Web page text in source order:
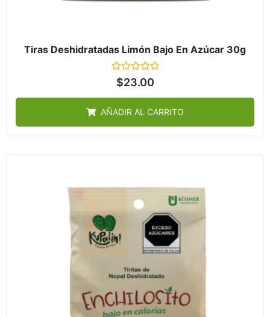
Tiras Deshidratadas Limón Bajo En Azúcar 30g
Valorado
en
5
$23.00
AÑADIR AL CARRITO